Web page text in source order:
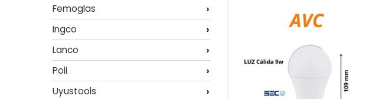
Femoglas ›
Ingco ›
Lanco ›
Poli ›
Uyustools ›